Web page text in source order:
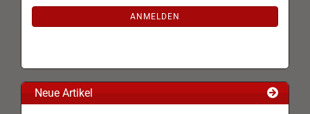
ANMELDEN
Neue Artikel